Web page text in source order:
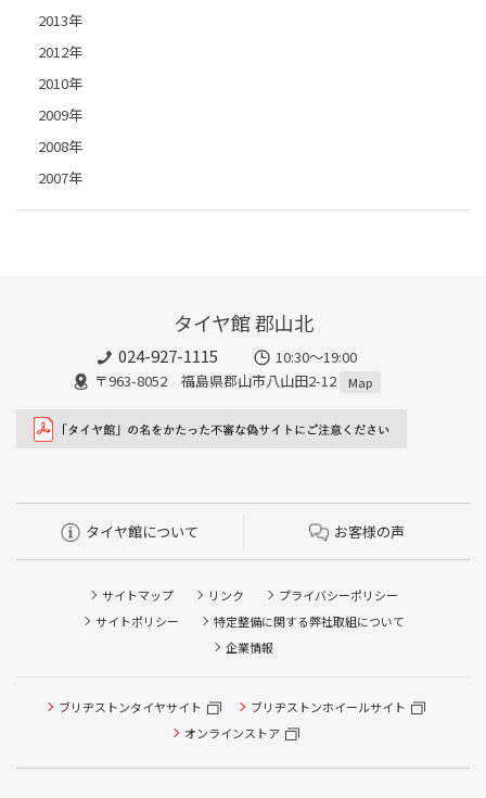
2013年
2012年
2010年
2009年
2008年
2007年
タイヤ館 郡山北
024-927-1115
10:30〜19:00
〒963-8052 福島県郡山市八山田2-12
Map
タイヤ館について お客様の声
サイトマップ リンク
プライバシーポリシー
サイトポリシー
特定整備に関する弊社取組について
企業情報
ブリヂストンタイヤサイト
ブリヂストンホイールサイト
オンラインストア
タイヤ点検・安全点検/タイヤ履き替え/オイル交換/その他
ピット作業の予約